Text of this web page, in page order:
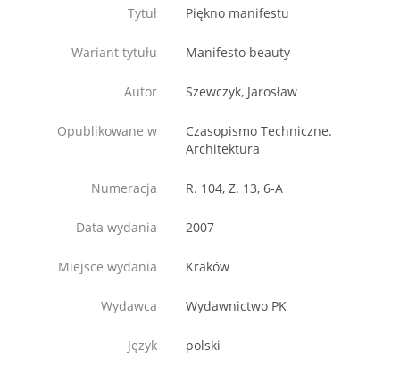
Tytuł Piękno manifestu
Wariant tytułu Manifesto beauty
Autor Szewczyk, Jarosław
Opublikowane w
Czasopismo Techniczne.
Architektura
Numeracja R. 104, Z. 13, 6-A
Data wydania 2007
Miejsce wydania Kraków
Wydawca Wydawnictwo PK
Język polski